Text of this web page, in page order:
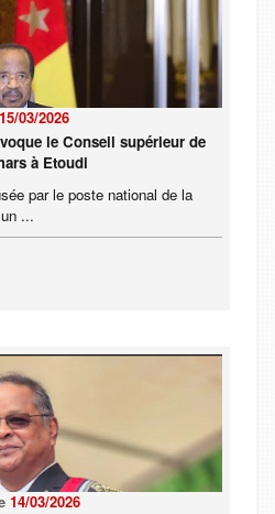
15/03/2026
le Conseil supérieur de
à Etoudi
par le poste national de la
...
14/03/2026